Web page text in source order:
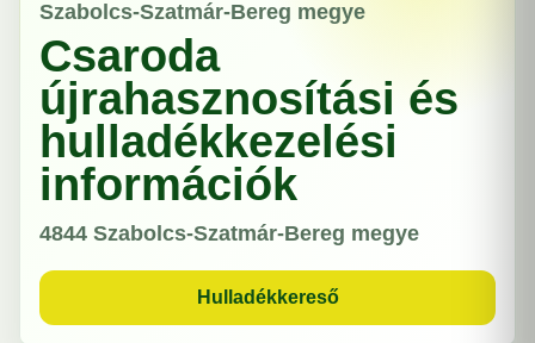
Szabolcs-Szatmár-Bereg megye
Csaroda
újrahasznosítási és
hulladékkezelési
információk
4844 Szabolcs-Szatmár-Bereg megye
Hulladékkereső